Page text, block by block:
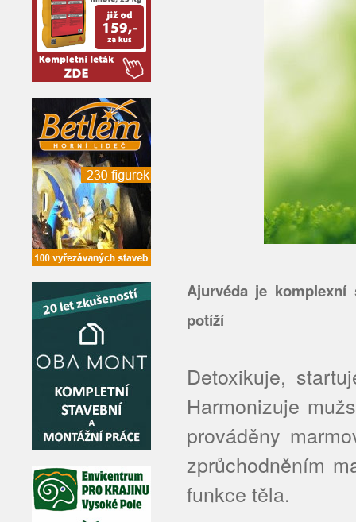
Ajurvéda je
potíží
Detoxikuje,
Harmonizuje
prováděny
zprůchodněním
funkce těla.